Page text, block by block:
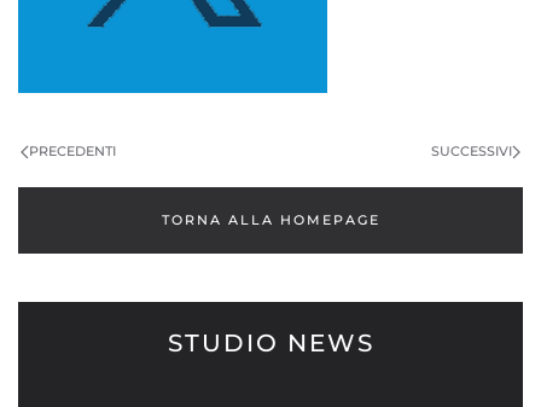
PRECEDENTI SUCCESSIVI
TORNA ALLA HOMEPAGE
STUDIO NEWS